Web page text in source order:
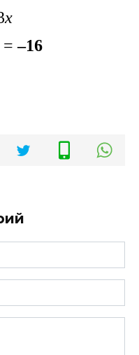
х
= –16